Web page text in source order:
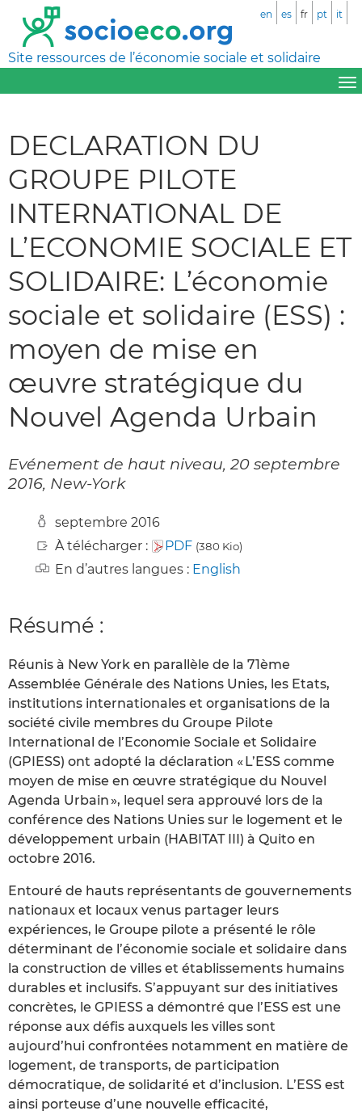
Site ressources de l’économie sociale et solidaire
en es fr pt it
DECLARATION DU
GROUPE PILOTE
INTERNATIONAL DE
L’ECONOMIE SOCIALE ET
SOLIDAIRE: L’économie
sociale et solidaire (ESS) :
moyen de mise en
œuvre stratégique du
Nouvel Agenda Urbain
Evénement de haut niveau, 20 septembre
2016, New-York
septembre 2016
À télécharger :
PDF (380 Kio)
En d’autres langues : English
Résumé :
Réunis à New York en parallèle de la 71ème
Assemblée Générale des Nations Unies, les Etats,
institutions internationales et organisations de la
société civile membres du Groupe Pilote
International de l’Economie Sociale et Solidaire
(GPIESS) ont adopté la déclaration « L’ESS comme
moyen de mise en œuvre stratégique du Nouvel
Agenda Urbain », lequel sera approuvé lors de la
conférence des Nations Unies sur le logement et le
développement urbain (HABITAT III) à Quito en
octobre 2016.
Entouré de hauts représentants de gouvernements
nationaux et locaux venus partager leurs
expériences, le Groupe pilote a présenté le rôle
déterminant de l’économie sociale et solidaire dans
la construction de villes et établissements humains
durables et inclusifs. S’appuyant sur des initiatives
concrètes, le GPIESS a démontré que l’ESS est une
réponse aux défis auxquels les villes sont
aujourd’hui confrontées notamment en matière de
logement, de transports, de participation
démocratique, de solidarité et d’inclusion. L’ESS est
ainsi porteuse d’une nouvelle efficacité,